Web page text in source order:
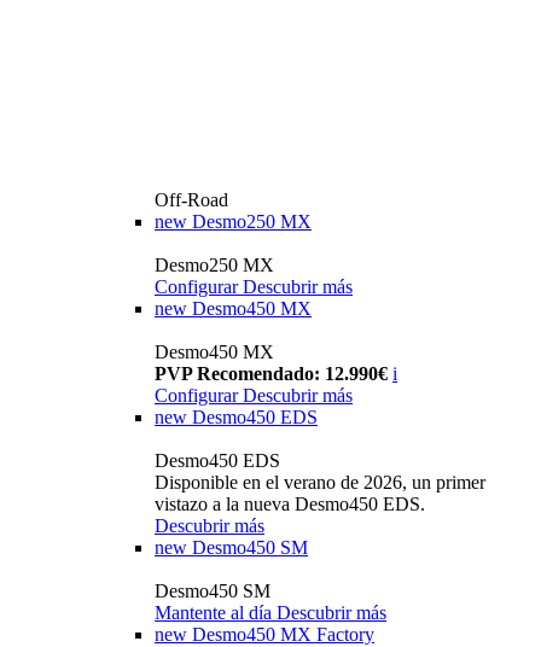
Off-Road
new Desmo250 MX
Desmo250 MX
Configurar Descubrir más
new Desmo450 MX
Desmo450 MX
PVP Recomendado: 12.990€ i
Configurar Descubrir más
new Desmo450 EDS
Desmo450 EDS
Disponible en el verano de 2026, un primer
vistazo a la nueva Desmo450 EDS.
Descubrir más
new Desmo450 SM
Desmo450 SM
Mantente al día Descubrir más
new Desmo450 MX Factory